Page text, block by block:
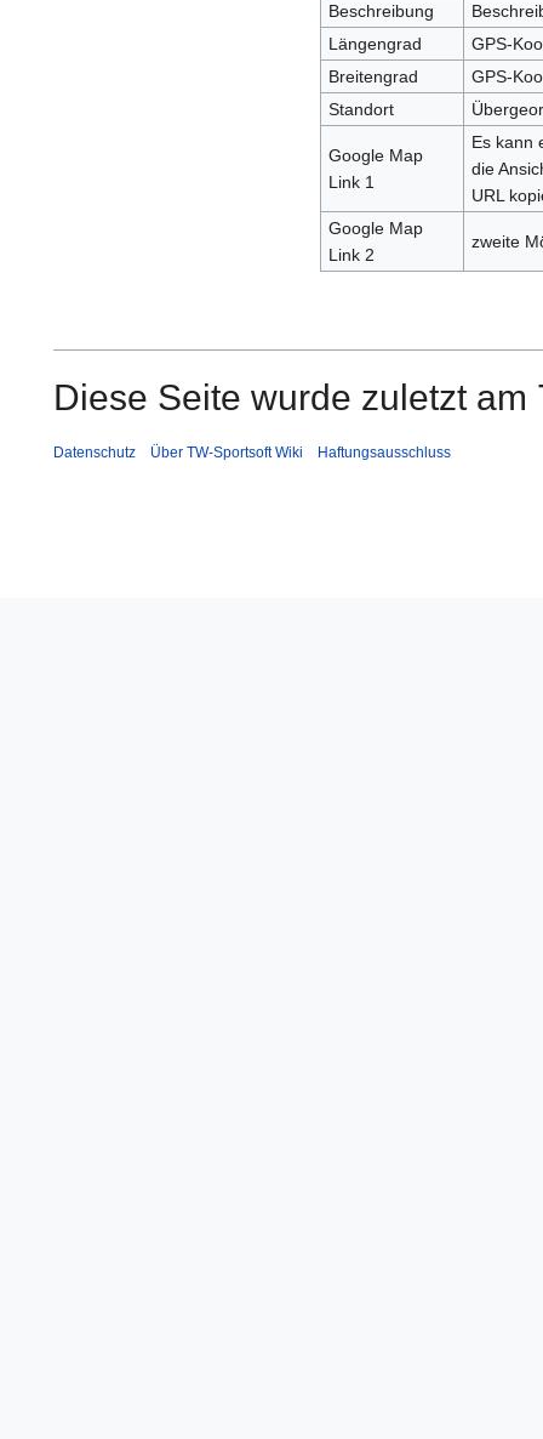
Beschreibung
Längengrad
GPS-
Breitengrad
GPS-
Standort
Google Map
Link 1
Es kann
die
URL
Google Map
Link 2
zweite
Diese Seite wurde zuletzt
Datenschutz Über TW-Sportsoft Wiki Haftungsausschluss